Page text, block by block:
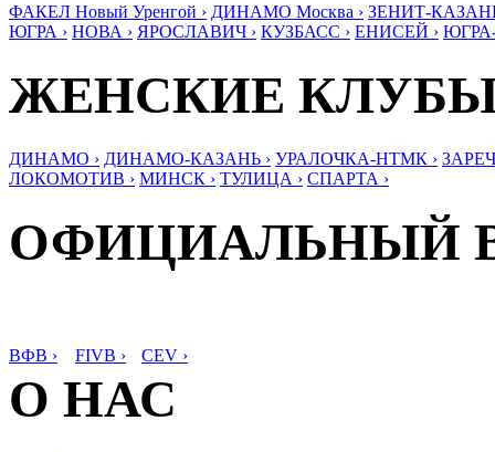
ФАКЕЛ Новый Уренгой › ДИНАМО Москва › ЗЕНИТ-
ЮГРА › НОВА › ЯРОСЛАВИЧ › КУЗБАСС › ЕНИСЕЙ ›
ЖЕНСКИЕ
ДИНАМО › ДИНАМО-КАЗАНЬ › УРАЛОЧКА-НТМК ›
ЛОКОМОТИВ › МИНСК › ТУЛИЦА › СПАРТА ›
ОФИЦИАЛЬНЫЙ
ВФВ › FIVB › CEV ›
О НАС